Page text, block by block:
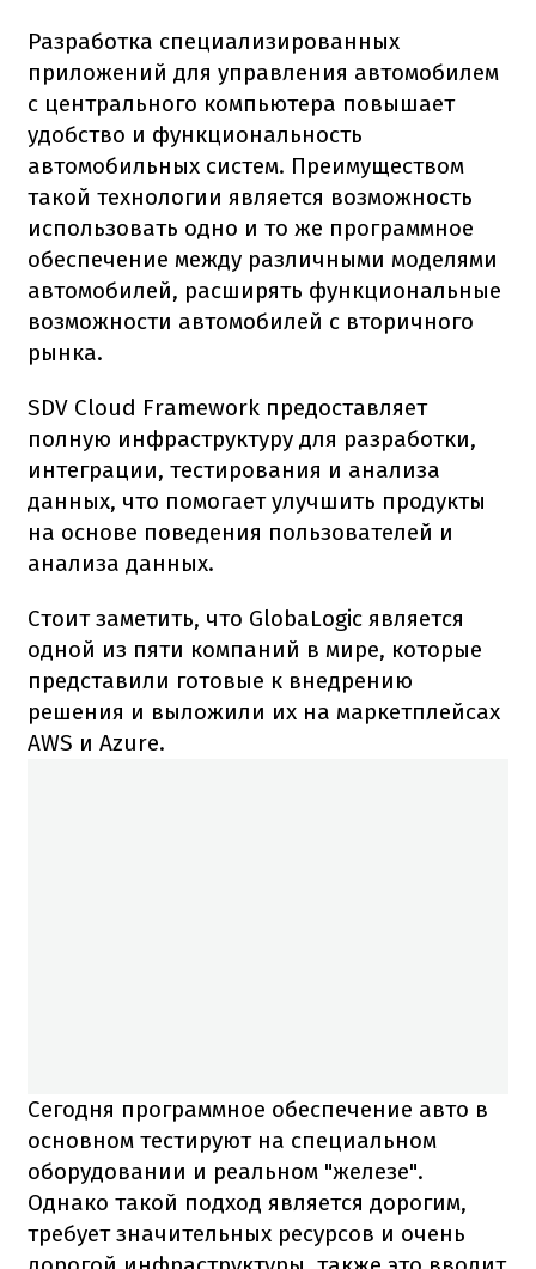
Разработка специализированных
приложений для управления автомобилем
с центрального компьютера повышает
удобство и функциональность
автомобильных систем. Преимуществом
такой технологии является возможность
использовать одно и то же программное
обеспечение между различными моделями
автомобилей, расширять функциональные
возможности автомобилей с вторичного
рынка.
SDV Cloud Framework предоставляет
полную инфраструктуру для разработки,
интеграции, тестирования и анализа
данных, что помогает улучшить продукты
на основе поведения пользователей и
анализа данных.
Стоит заметить, что GlobaLogic является
одной из пяти компаний в мире, которые
представили готовые к внедрению
решения и выложили их на маркетплейсах
AWS и Azure.
Сегодня программное обеспечение авто в
основном тестируют на специальном
оборудовании и реальном "железе".
Однако такой подход является дорогим,
требует значительных ресурсов и очень